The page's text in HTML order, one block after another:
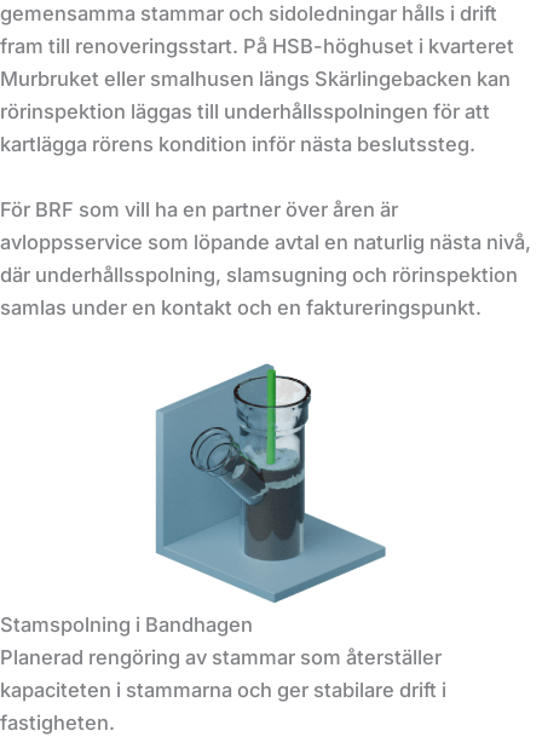
gemensamma stammar och sidoledningar hålls i drift
fram till renoveringsstart. På HSB-höghuset i kvarteret
Murbruket eller smalhusen längs Skärlingebacken kan
rörinspektion läggas till underhållsspolningen för att
kartlägga rörens kondition inför nästa beslutssteg.
För BRF som vill ha en partner över åren är
avloppsservice som löpande avtal en naturlig nästa nivå,
där underhållsspolning, slamsugning och rörinspektion
samlas under en kontakt och en faktureringspunkt.
Stamspolning i Bandhagen
Planerad rengöring av stammar som återställer
kapaciteten i stammarna och ger stabilare drift i
fastigheten.